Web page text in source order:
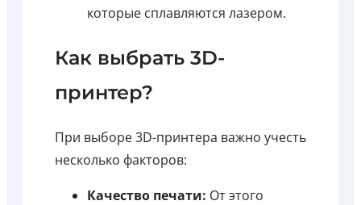
которые сплавляются лазером.
Как выбрать 3D-
принтер?
При выборе 3D-принтера важно учесть
несколько факторов:
Качество печати: От этого